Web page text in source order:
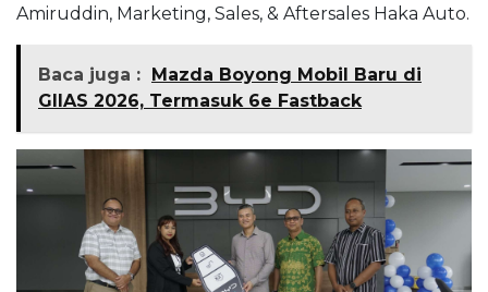
Amiruddin, Marketing, Sales, & Aftersales Haka Auto.
Baca juga :
Mazda Boyong Mobil Baru di
GIIAS 2026, Termasuk 6e Fastback